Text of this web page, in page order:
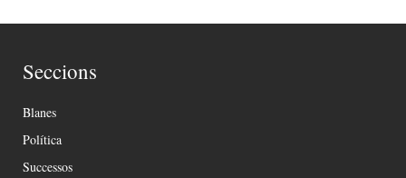
Seccions
Blanes
Política
Successos